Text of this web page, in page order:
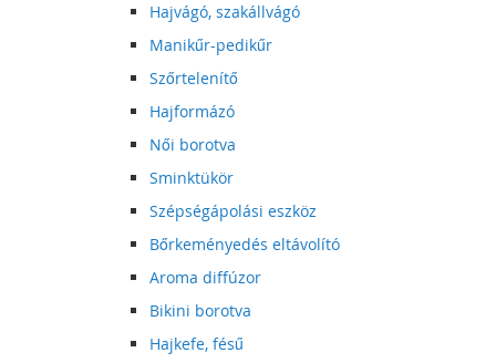
Hajvágó, szakállvágó
Manikűr-pedikűr
Szőrtelenítő
Hajformázó
Női borotva
Sminktükör
Szépségápolási eszköz
Bőrkeményedés eltávolító
Aroma diffúzor
Bikini borotva
Hajkefe, fésű